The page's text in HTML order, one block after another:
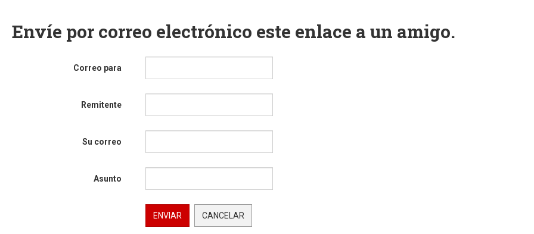
Envíe por correo electrónico este enlace a un amigo.
Correo para
Remitente
Su correo
Asunto
ENVIAR CANCELAR